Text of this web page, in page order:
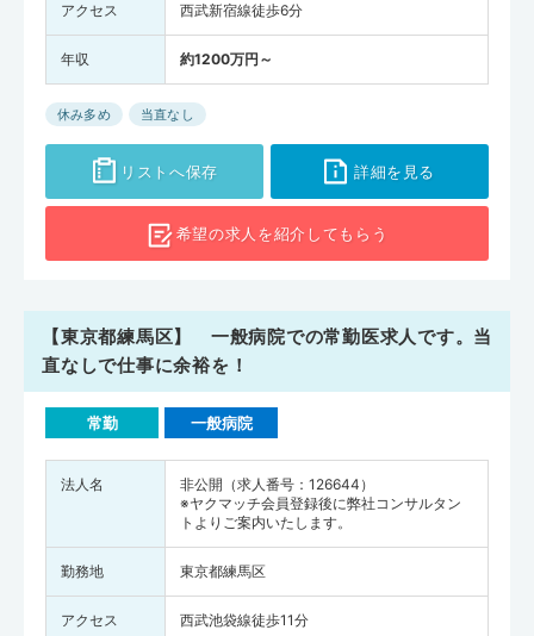
アクセス 西武新宿線徒歩6分
年収 約1200万円～
休み多め 当直なし
リストへ保存 詳細を見る
希望の求人を紹介してもらう
【東京都練馬区】 一般病院での常勤医求人です。当
直なしで仕事に余裕を！
常勤 一般病院
法人名
非公開（求人番号：126644）
※ヤクマッチ会員登録後に弊社コンサルタン
トよりご案内いたします。
勤務地 東京都練馬区
アクセス 西武池袋線徒歩11分